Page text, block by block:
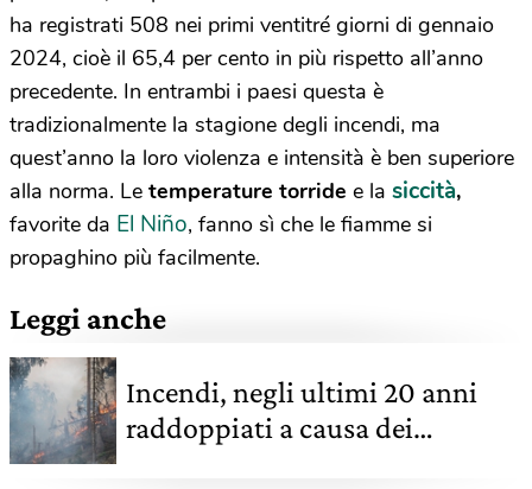
ha registrati 508 nei primi ventitré giorni di gennaio
2024, cioè il 65,4 per cento in più rispetto all’anno
precedente. In entrambi i paesi questa è
tradizionalmente la stagione degli incendi, ma
quest’anno la loro violenza e intensità è ben superiore
alla norma. Le temperature torride e la siccità,
favorite da El Niño, fanno sì che le fiamme si
propaghino più facilmente.
Leggi anche
Incendi, negli ultimi 20 anni
raddoppiati a causa dei